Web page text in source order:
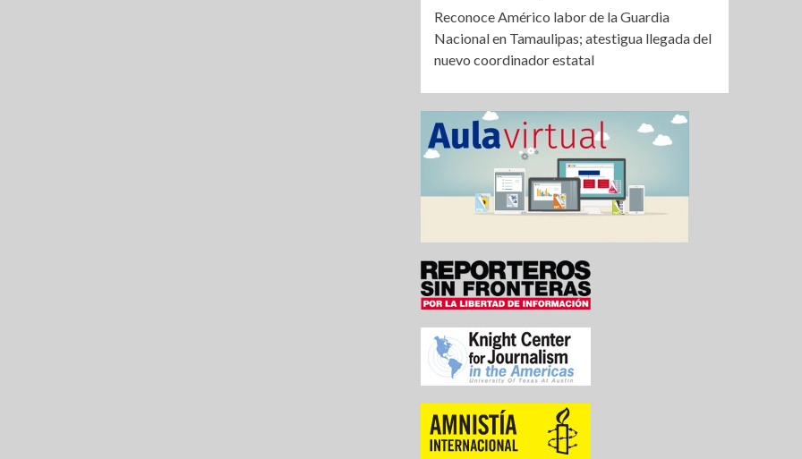
Reconoce Américo labor de la Guardia
Nacional en Tamaulipas; atestigua llegada del
nuevo coordinador estatal